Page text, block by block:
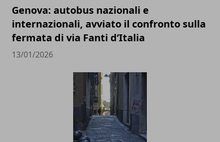
Genova: autobus nazionali e
internazionali, avviato il confronto sulla
fermata di via Fanti d’Italia
13/01/2026